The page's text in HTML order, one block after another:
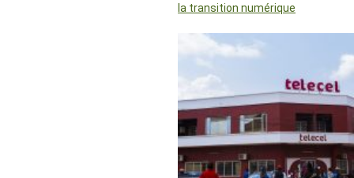
la transition numérique